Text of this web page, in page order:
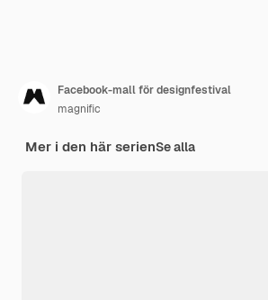
Facebook-mall för designfestival
magnific
Mer i den här serienSe alla